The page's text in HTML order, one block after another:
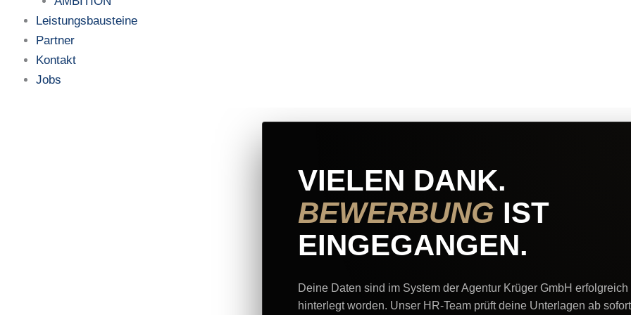
Leistungsbausteine
Partner
Kontakt
Jobs
VIELEN DANK.
BEWERBUNG IST
EINGEGANGEN.
Deine Daten sind im System der Agentur Krüger GmbH erfolgreich
hinterlegt worden. Unser HR-Team prüft deine Unterlagen ab